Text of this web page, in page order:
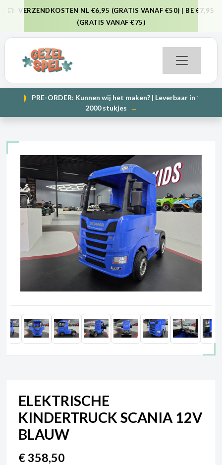
VERZENDKOSTEN NL €6,95 (GRATIS VANAF €50) | BE €7,95
(GRATIS VANAF €75)
PRE-ORDER: Kunnen wij het maken? | Leverbaar in 1000 en
2000 stukjes →
ELEKTRISCHE
KINDERTRUCK SCANIA 12V
BLAUW
€358,50